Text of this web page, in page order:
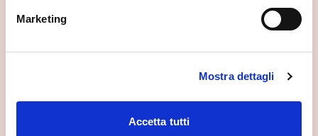
Marketing
Mostra dettagli
Accetta tutti